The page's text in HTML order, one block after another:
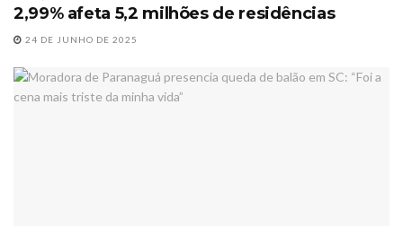
2,99% afeta 5,2 milhões de residências
24 DE JUNHO DE 2025